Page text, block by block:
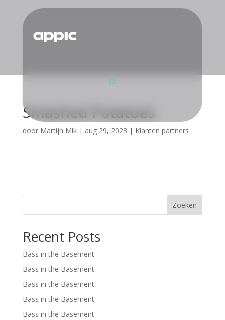
Smashed Potatoes
door Martijn Mik| aug 29, 2023 | Klanten partners
Zoeken
Recent Posts
Bass in the Basement
Bass in the Basement
Bass in the Basement
Bass in the Basement
Bass in the Basement